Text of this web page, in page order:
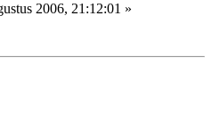
2006, 21:12:01 »